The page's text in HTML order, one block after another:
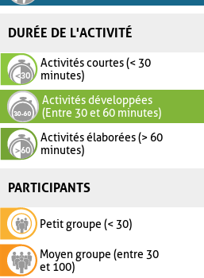
DURÉE DE L'ACTIVITÉ
Activités courtes (< 30
minutes)
Activités développées
(Entre 30 et 60 minutes)
Activités élaborées (> 60
minutes)
PARTICIPANTS
Petit groupe (< 30)
Moyen groupe (entre 30
et 100)